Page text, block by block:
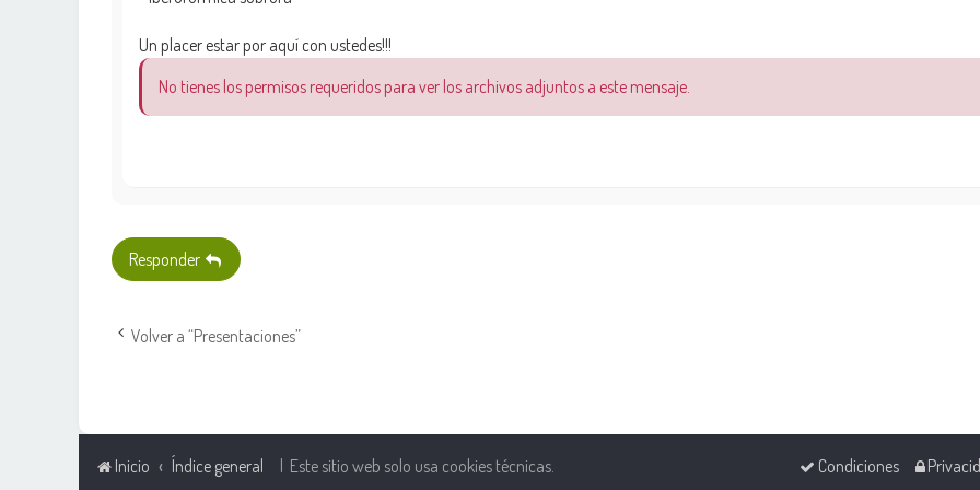
Un placer estar por aquí con ustedes!!!
No tienes los permisos requeridos para ver los archivos adjuntos a este mensaje.
Responder
Volver a “Presentaciones”
Inicio Índice general | Este sitio web solo usa cookies técnicas. Condiciones